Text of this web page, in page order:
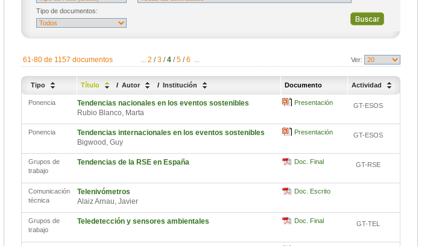
Tipo de documentos:
61-80 de 1157 documentos ... 2 / 3 /4 / 5 / 6 ... Ver:
Tipo Título / Autor / Institución Documento Actividad
Ponencia
Tendencias nacionales en los eventos sostenibles
Rubio Blanco, Marta
Presentación GT-ESOS
Ponencia
Tendencias internacionales en los eventos sostenibles
Bigwood, Guy
Presentación GT-ESOS
Grupos de
trabajo
Tendencias de la RSE en España Doc. Final GT-RSE
Comunicación
técnica
Telenivómetros
Alaiz Arnau, Javier
Doc. Escrito
Grupos de
trabajo
Teledetección y sensores ambientales Doc. Final GT-TEL